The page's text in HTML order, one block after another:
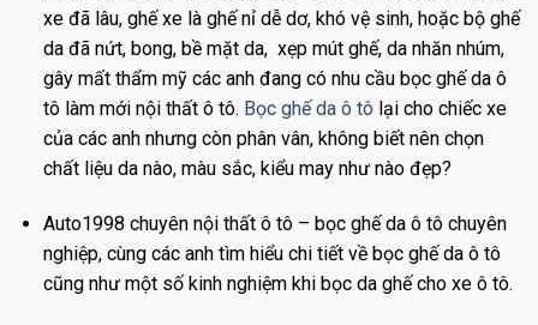
xe đã lâu, ghế xe là ghế nỉ dễ dơ, khó vệ sinh, hoặc bộ ghế
da đã nứt, bong, bề mặt da, xẹp mút ghế, da nhăn nhúm,
gây mất thẩm mỹ các anh đang có nhu cầu bọc ghế da ô
tô làm mới nội thất ô tô. Bọc ghế da ô tô lại cho chiếc xe
của các anh nhưng còn phân vân, không biết nên chọn
chất liệu da nào, màu sắc, kiểu may như nào đẹp?
Auto1998 chuyên nội thất ô tô – bọc ghế da ô tô chuyên
nghiệp, cùng các anh tìm hiểu chi tiết về bọc ghế da ô tô
cũng như một số kinh nghiệm khi bọc da ghế cho xe ô tô.